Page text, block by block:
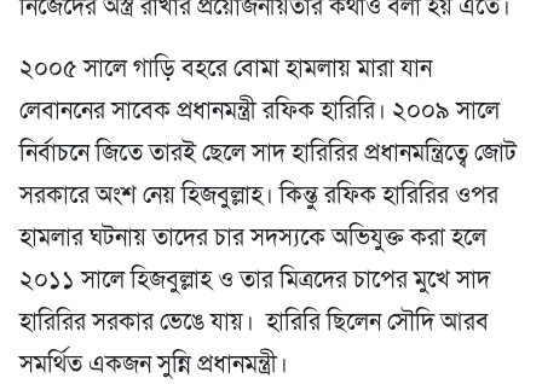
নিজেদের অস্ত্র রাখার প্রয়োজনীয়তার কথাও বলা হয় এতে।
২০০৫ সালে গাড়ি বহরে বোমা হামলায় মারা যান
লেবাননের সাবেক প্রধানমন্ত্রী রফিক হারিরি। ২০০৯ সালে
নির্বাচনে জিতে তারই ছেলে সাদ হারিরির প্রধানমন্ত্রিত্বে জোট
সরকারে অংশ নেয় হিজবুল্লাহ। কিন্তু রফিক হারিরির ওপর
হামলার ঘটনায় তাদের চার সদস্যকে অভিযুক্ত করা হলে
২০১১ সালে হিজবুল্লাহ ও তার মিত্রদের চাপের মুখে সাদ
হারিরির সরকার ভেঙে যায়। হারিরি ছিলেন সৌদি আরব
সমর্থিত একজন সুন্নি প্রধানমন্ত্রী।